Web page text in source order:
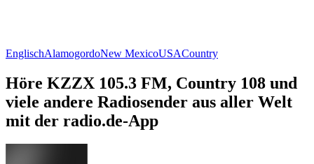
EnglischAlamogordoNew MexicoUSACountry
Höre KZZX 105.3 FM, Country 108 und
viele andere Radiosender aus aller Welt
mit der radio.de-App